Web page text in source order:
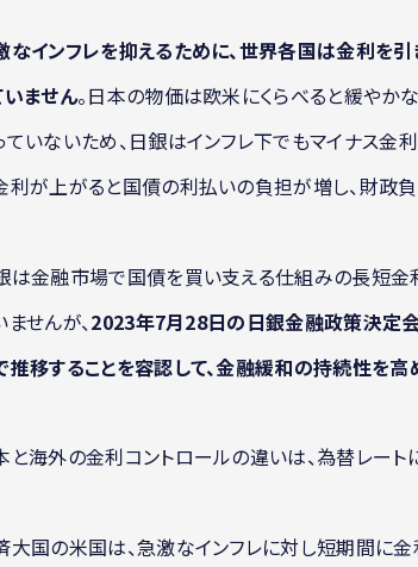
なインフレを抑えるために、世界各国は金利を
いません。日本の物価は欧米にくらべると緩やか
ていないため、日銀はインフレ下でもマイナス
利が上がると国債の利払いの負担が増し、財政
は金融市場で国債を買い支える仕組みの長短金
せんが、2023年7月28日の日銀金融政策決定
推移することを容認して、金融緩和の持続性を
と海外の金利コントロールの違いは、為替レート
大国の米国は、急激なインフレに対し短期間に